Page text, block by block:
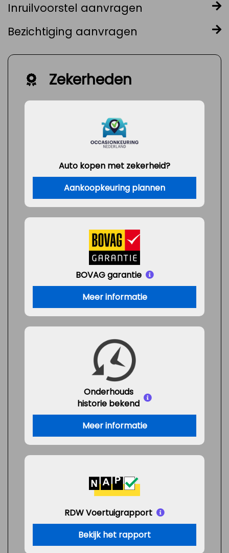
Inruilvoorstel aanvragen
Bezichtiging aanvragen
Zekerheden
Auto kopen met zekerheid?
Aankoopkeuring plannen
BOVAG garantie
Meer informatie
Onderhouds
historie bekend
Meer informatie
RDW Voertuigrapport
Bekijk het rapport